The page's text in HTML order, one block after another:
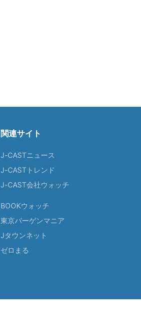
関連サイト
J-CASTニュース
J-CASTトレンド
J-CAST会社ウォッチ
BOOKウォッチ
東京バーゲンマニア
Jタウンネット
ゼロまる